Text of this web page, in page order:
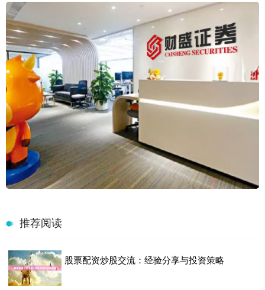
推荐阅读
股票配资炒股交流：经验分享与投资策略